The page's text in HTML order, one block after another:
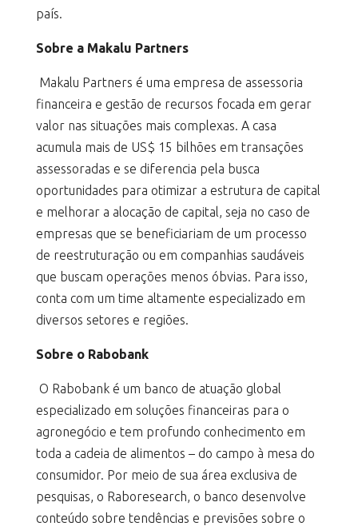
país.
Sobre a Makalu Partners
Makalu Partners é uma empresa de assessoria
financeira e gestão de recursos focada em gerar
valor nas situações mais complexas. A casa
acumula mais de US$ 15 bilhões em transações
assessoradas e se diferencia pela busca
oportunidades para otimizar a estrutura de capital
e melhorar a alocação de capital, seja no caso de
empresas que se beneficiariam de um processo
de reestruturação ou em companhias saudáveis
que buscam operações menos óbvias. Para isso,
conta com um time altamente especializado em
diversos setores e regiões.
Sobre o Rabobank
O Rabobank é um banco de atuação global
especializado em soluções financeiras para o
agronegócio e tem profundo conhecimento em
toda a cadeia de alimentos – do campo à mesa do
consumidor. Por meio de sua área exclusiva de
pesquisas, o Raboresearch, o banco desenvolve
conteúdo sobre tendências e previsões sobre o